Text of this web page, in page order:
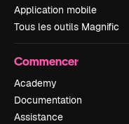
Application mobile
Tous les outils Magnific
Commencer
Academy
Documentation
Assistance